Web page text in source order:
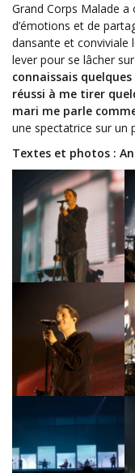
Grand Corps Malade
d’émotions et de
dansante et conviviale
lever pour se lâcher sur
connaissais
réussi à me tirer
mari me parle
une spectatrice sur un
Textes et photos :